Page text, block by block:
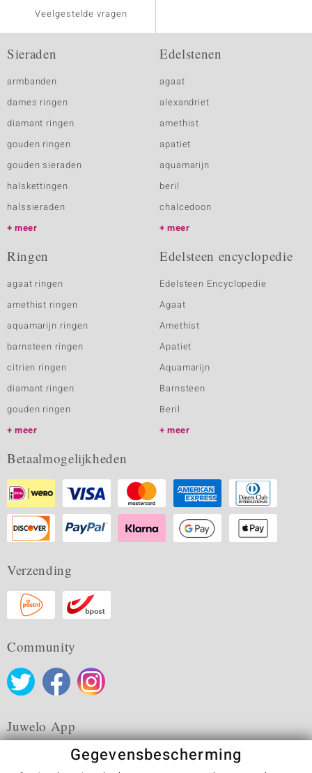
Veelgestelde vragen
Sieraden
armbanden
dames ringen
diamant ringen
gouden ringen
gouden sieraden
halskettingen
halssieraden
meer
Edelstenen
agaat
alexandriet
amethist
apatiet
aquamarijn
beril
chalcedoon
meer
Ringen
agaat ringen
amethist ringen
aquamarijn ringen
barnsteen ringen
citrien ringen
diamant ringen
gouden ringen
meer
Edelsteen encyclopedie
Edelsteen Encyclopedie
Agaat
Amethist
Apatiet
Aquamarijn
Barnsteen
Beril
meer
Betaalmogelijkheden
Verzending
Community
Juwelo App
Gegevensbescherming